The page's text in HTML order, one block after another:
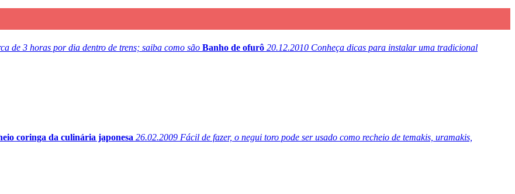
de 3 horas por dia dentro de trens; saiba como são Banho de ofurô 20.12.2010 Conheça dicas para instalar uma tradicional
coringa da culinária japonesa 26.02.2009 Fácil de fazer, o negui toro pode ser usado como recheio de temakis, uramakis,